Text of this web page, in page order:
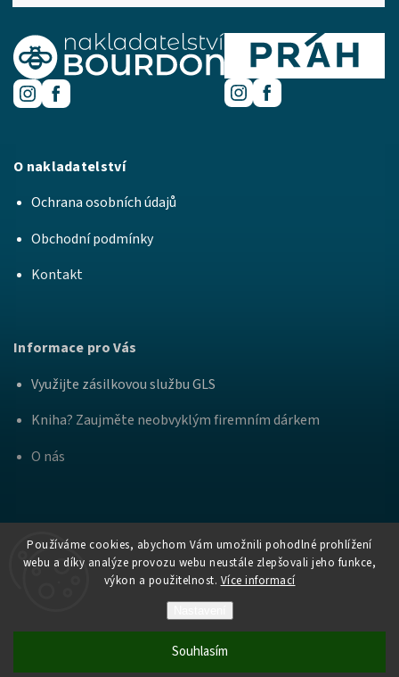
Používáme cookies, abychom Vám umožnili pohodlné prohlížení
webu a díky analýze provozu webu neustále zlepšovali jeho funkce,
výkon a použitelnost. Více informací
Souhlasím
O nakladatelství
Ochrana osobních údajů
Obchodní podmínky
Kontakt
Informace pro Vás
Využijte zásilkovou službu GLS
Kniha? Zaujměte neobvyklým firemním dárkem
O nás
Vytvořil Shoptet
Nakladatelství Bourdon a
Práh
. Všechna práva